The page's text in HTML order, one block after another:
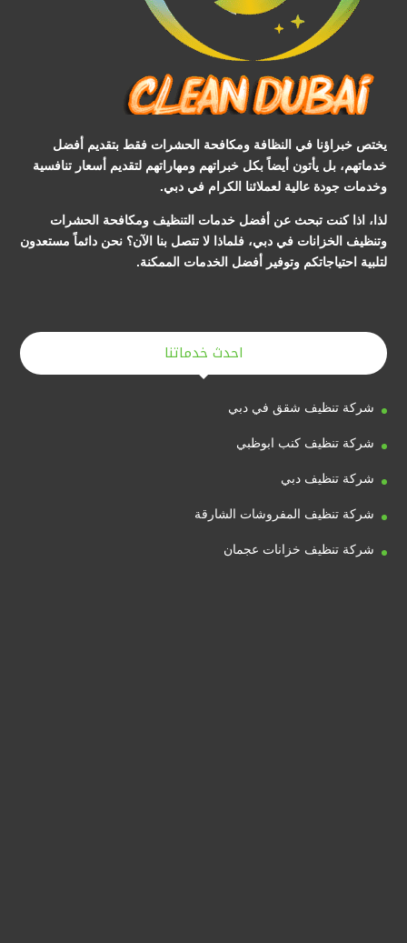
يختص خبراؤنا في النظافة ومكافحة الحشرات فقط بتقديم أفضل
خدماتهم، بل يأتون أيضاً بكل خبراتهم ومهاراتهم لتقديم أسعار تنافسية
وخدمات جودة عالية لعملائنا الكرام في دبي.
لذا، اذا كنت تبحث عن أفضل خدمات التنظيف ومكافحة الحشرات
وتنظيف الخزانات في دبي، فلماذا لا تتصل بنا الآن؟ نحن دائماً مستعدون
لتلبية احتياجاتكم وتوفير أفضل الخدمات الممكنة.
احدث خدماتنا
شركة تنظيف شقق في دبي
شركة تنظيف كنب ابوظبي
شركة تنظيف دبي
شركة تنظيف المفروشات الشارقة
شركة تنظيف خزانات عجمان